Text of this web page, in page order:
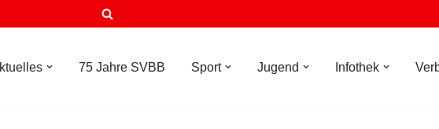
75 Jahre SVBB Sport Jugend Infothek